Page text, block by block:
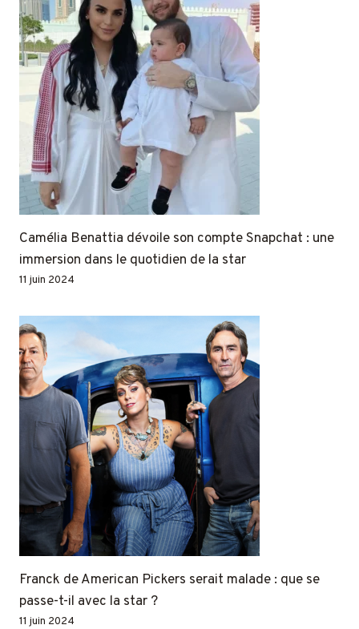
Camélia Benattia dévoile son compte Snapchat : une
immersion dans le quotidien de la star
11 juin 2024
Franck de American Pickers serait malade : que se
passe-t-il avec la star ?
11 juin 2024